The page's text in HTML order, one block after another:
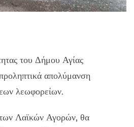
του Δήμου Αγίας
απολύμανση
λεωφορείων.
Λαϊκών Αγορών, θα